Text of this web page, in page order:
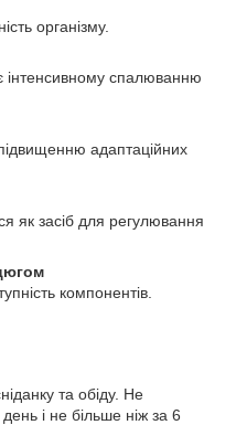
організму.
інтенсивному спалюванню
адаптаційних
як засіб для регулювання
компонентів.
та обіду. Не
і не більше ніж за 6